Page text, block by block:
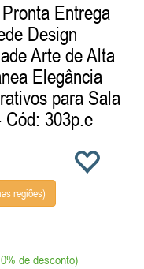
Entrega
Design
Arte de Alta
Elegância
para Sala
Cód: 303p.e
regiões)
de desconto)